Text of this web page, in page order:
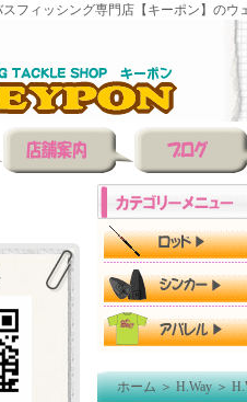
フィッシング専門店【キーポン】のウ
ホーム＞H.Way＞